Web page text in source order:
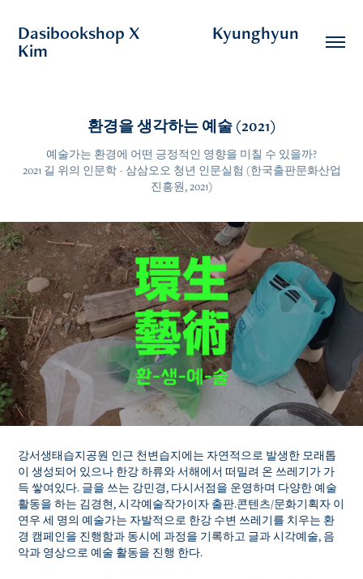
Dasibookshop X                  Kyunghyun
Kim
환경을 생각하는 예술 (2021)
예술가는 환경에 어떤 긍정적인 영향을 미칠 수 있을까?
2021 길 위의 인문학 - 삼삼오오 청년 인문실험 (한국출판문화산업
강서생태습지공원 인근 천변습지에는 자연적으로 발생한 모래톱
이 생성되어 있으나 한강 하류와 서해에서 떠밀려 온 쓰레기가 가
득 쌓여있다. 글을 쓰는 강민경, 다시서점을 운영하며 다양한 예술
활동을 하는 김경현, 시각예술작가이자 출판.콘텐츠/문화기획자 이
연우 세 명의 예술가는 자발적으로 한강 수변 쓰레기를 치우는 환
경 캠페인을 진행함과 동시에 과정을 기록하고 글과 시각예술, 음
악과 영상으로 예술 활동을 진행 한다.